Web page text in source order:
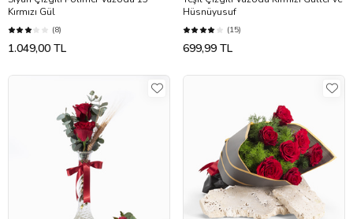
Kırmızı Gül
(8)
1.049,00 TL
Hüsnüyusuf
(15)
699,99 TL